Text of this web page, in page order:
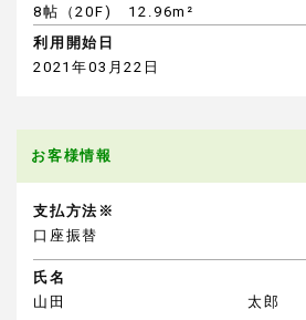
8帖（20F) 12.96m²
利用開始日
2021年03月22日
お客様情報
支払方法※
口座振替
氏名
山田
太郎